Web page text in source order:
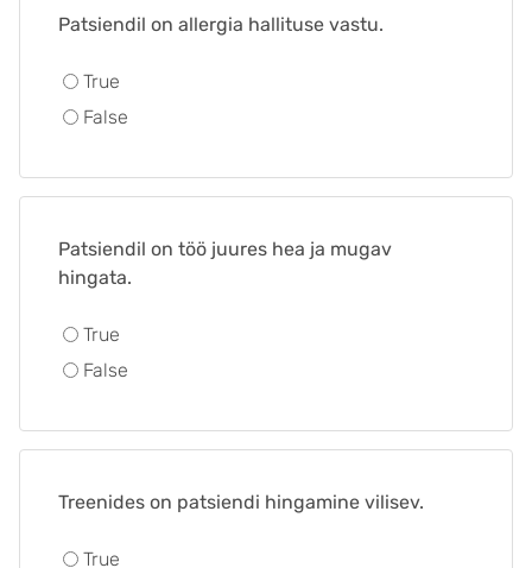
Patsiendil on allergia hallituse vastu.
True
False
Patsiendil on töö juures hea ja mugav
hingata.
True
False
Treenides on patsiendi hingamine vilisev.
True